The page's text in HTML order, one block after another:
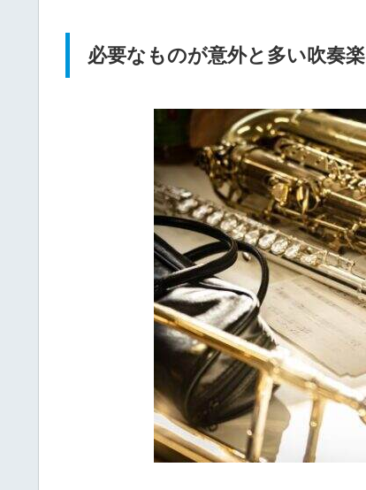
必要なものが意外と多い吹奏楽